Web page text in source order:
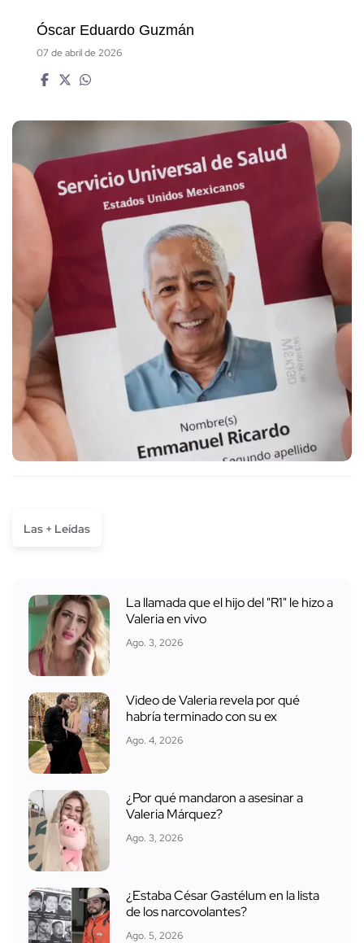
Óscar Eduardo Guzmán
07 de abril de 2026
Las + Leídas
La llamada que el hijo del "R1" le hizo a
Valeria en vivo
Ago. 3, 2026
Video de Valeria revela por qué
habría terminado con su ex
Ago. 4, 2026
¿Por qué mandaron a asesinar a
Valeria Márquez?
Ago. 3, 2026
¿Estaba César Gastélum en la lista
de los narcovolantes?
Ago. 5, 2026